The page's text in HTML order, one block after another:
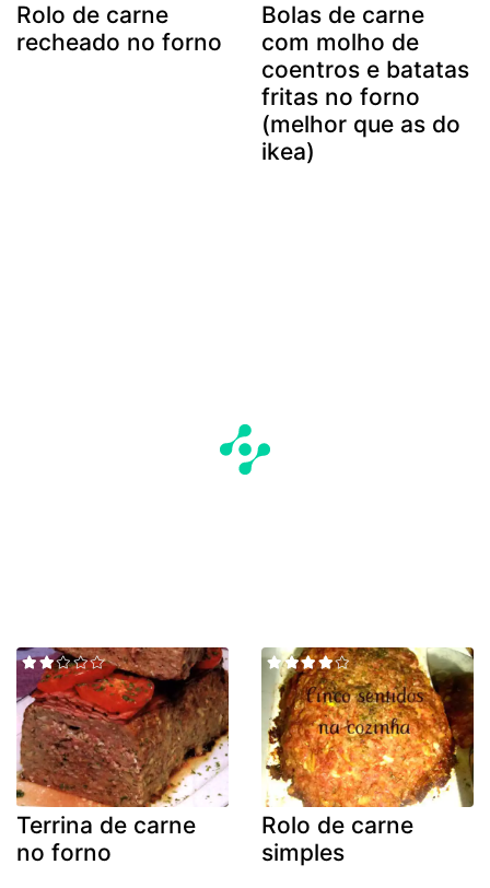
Rolo de carne
recheado no forno
Bolas de carne
com molho de
coentros e batatas
fritas no forno
(melhor que as do
ikea)
Terrina de carne
no forno
Rolo de carne
simples